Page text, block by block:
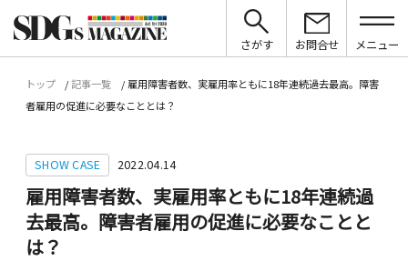
さがす お問合せ メニュー
トップ 記事一覧
雇用障害者数、実雇用率ともに18年連続過去最高。障害
者雇用の促進に必要なこととは？
SHOW CASE 2022.04.14
雇用障害者数、実雇用率ともに18年連続過
去最高。障害者雇用の促進に必要なことと
は？